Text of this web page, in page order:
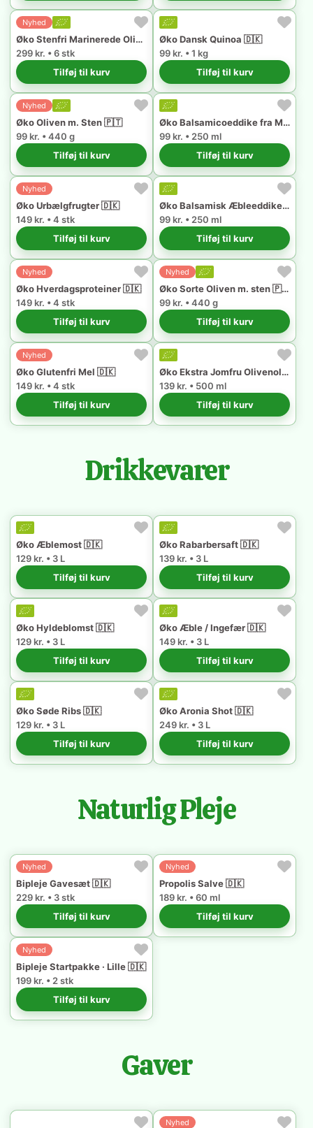
Nyhed
Øko Stenfri Marinerede Oliven 🇵🇹
299 kr. • 6 stk
Tilføj til kurv
Øko Dansk Quinoa 🇩🇰
99 kr. • 1 kg
Tilføj til kurv
Nyhed
Øko Oliven m. Sten 🇵🇹
99 kr. • 440 g
Tilføj til kurv
Øko Balsamicoeddike fra Modena 🇮🇹
99 kr. • 250 ml
Tilføj til kurv
Nyhed
Øko Urbælgfrugter 🇩🇰
149 kr. • 4 stk
Tilføj til kurv
Øko Balsamisk Æbleeddike fra Modena 🇮🇹
99 kr. • 250 ml
Tilføj til kurv
Nyhed
Øko Hverdagsproteiner 🇩🇰
149 kr. • 4 stk
Tilføj til kurv
Nyhed
Øko Sorte Oliven m. sten 🇵🇹
99 kr. • 440 g
Tilføj til kurv
Nyhed
Øko Glutenfri Mel 🇩🇰
149 kr. • 4 stk
Tilføj til kurv
Øko Ekstra Jomfru Olivenolie 🇵🇹
139 kr. • 500 ml
Tilføj til kurv
Drikkevarer
Øko Æblemost 🇩🇰
129 kr. • 3 L
Tilføj til kurv
Øko Rabarbersaft 🇩🇰
139 kr. • 3 L
Tilføj til kurv
Øko Hyldeblomst 🇩🇰
129 kr. • 3 L
Tilføj til kurv
Øko Æble / Ingefær 🇩🇰
149 kr. • 3 L
Tilføj til kurv
Øko Søde Ribs 🇩🇰
129 kr. • 3 L
Tilføj til kurv
Øko Aronia Shot 🇩🇰
249 kr. • 3 L
Tilføj til kurv
Naturlig Pleje
Nyhed
Bipleje Gavesæt 🇩🇰
229 kr. • 3 stk
Tilføj til kurv
Nyhed
Propolis Salve 🇩🇰
189 kr. • 60 ml
Tilføj til kurv
Nyhed
Bipleje Startpakke · Lille 🇩🇰
199 kr. • 2 stk
Tilføj til kurv
Gaver
Nyhed